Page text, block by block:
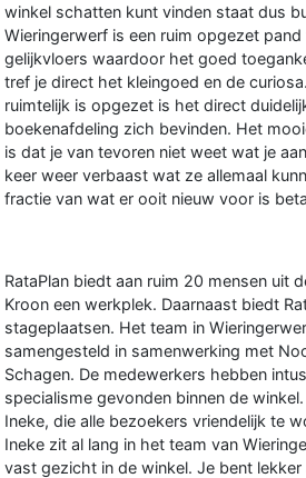
winkel schatten kunt vinden staat dus
Wieringerwerf is een ruim opgezet
gelijkvloers waardoor het goed
tref je direct het kleingoed en de
ruimtelijk is opgezet is het direct
boekenafdeling zich bevinden. Het
is dat je van tevoren niet weet wat je
keer weer verbaast wat ze allemaal
fractie van wat er ooit nieuw voor is
RataPlan biedt aan ruim 20 mensen uit
Kroon een werkplek. Daarnaast biedt
stageplaatsen. Het team in
samengesteld in samenwerking met
Schagen. De medewerkers hebben
specialisme gevonden binnen de
Ineke, die alle bezoekers vriendelijk te
Ineke zit al lang in het team van
vast gezicht in de winkel. Je bent